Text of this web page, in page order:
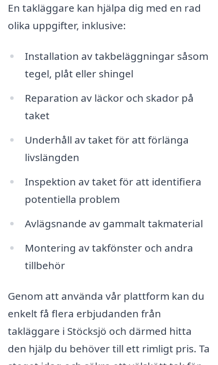
En takläggare kan hjälpa dig med en rad
olika uppgifter, inklusive:
Installation av takbeläggningar såsom
tegel, plåt eller shingel
Reparation av läckor och skador på
taket
Underhåll av taket för att förlänga
livslängden
Inspektion av taket för att identifiera
potentiella problem
Avlägsnande av gammalt takmaterial
Montering av takfönster och andra
tillbehör
Genom att använda vår plattform kan du
enkelt få flera erbjudanden från
takläggare i Stöcksjö och därmed hitta
den hjälp du behöver till ett rimligt pris. Ta